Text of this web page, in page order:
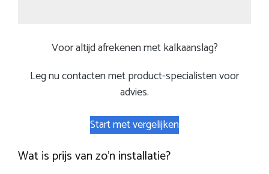
Voor altijd afrekenen met kalkaanslag?
Leg nu contacten met product-specialisten voor
advies.
Start met vergelijken
Wat is prijs van zo’n installatie?